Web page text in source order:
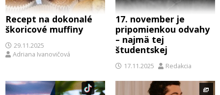
Recept na dokonalé
škoricové muffiny
29.11.2025
Adriana Ivanovičová
17. november je
pripomienkou odvahy
– najmä tej
študentskej
17.11.2025 Redakcia